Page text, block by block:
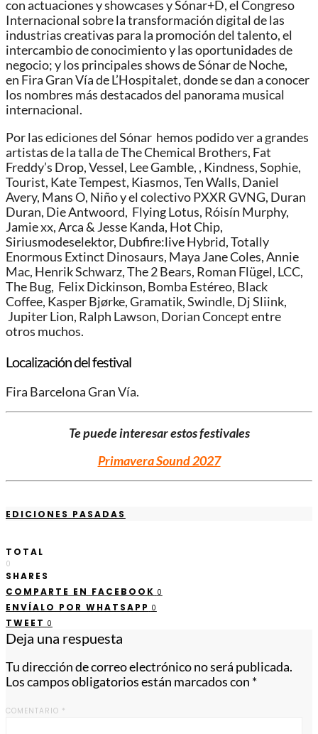
con actuaciones y showcases y Sónar+D, el Congreso
Internacional sobre la transformación digital de las
industrias creativas para la promoción del talento, el
intercambio de conocimiento y las oportunidades de
negocio; y los principales shows de Sónar de Noche,
en Fira Gran Vía de L’Hospitalet, donde se dan a conocer
los nombres más destacados del panorama musical
internacional.
Por las ediciones del Sónar hemos podido ver a grandes
artistas de la talla de The Chemical Brothers, Fat
Freddy’s Drop, Vessel, Lee Gamble, , Kindness, Sophie,
Tourist, Kate Tempest, Kiasmos, Ten Walls, Daniel
Avery, Mans O, Niño y el colectivo PXXR GVNG, Duran
Duran, Die Antwoord, Flying Lotus, Róisín Murphy,
Jamie xx, Arca & Jesse Kanda, Hot Chip,
Siriusmodeselektor, Dubfire:live Hybrid, Totally
Enormous Extinct Dinosaurs, Maya Jane Coles, Annie
Mac, Henrik Schwarz, The 2 Bears, Roman Flügel, LCC,
The Bug, Felix Dickinson, Bomba Estéreo, Black
Coffee, Kasper Bjørke, Gramatik, Swindle, Dj Sliink,
Jupiter Lion, Ralph Lawson, Dorian Concept entre
otros muchos.
Localización del festival
Fira Barcelona Gran Vía.
Te puede interesar estos festivales
Primavera Sound 2027
EDICIONES PASADAS
TOTAL
0
SHARES
COMPARTE EN FACEBOOK 0
ENVÍALO POR WHATSAPP 0
TWEET 0
Deja una respuesta
Tu dirección de correo electrónico no será publicada.
Los campos obligatorios están marcados con *
COMENTARIO *